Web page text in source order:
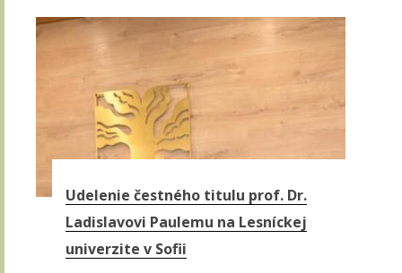
Udelenie čestného titulu prof. Dr.
Ladislavovi Paulemu na Lesníckej
univerzite v Sofii